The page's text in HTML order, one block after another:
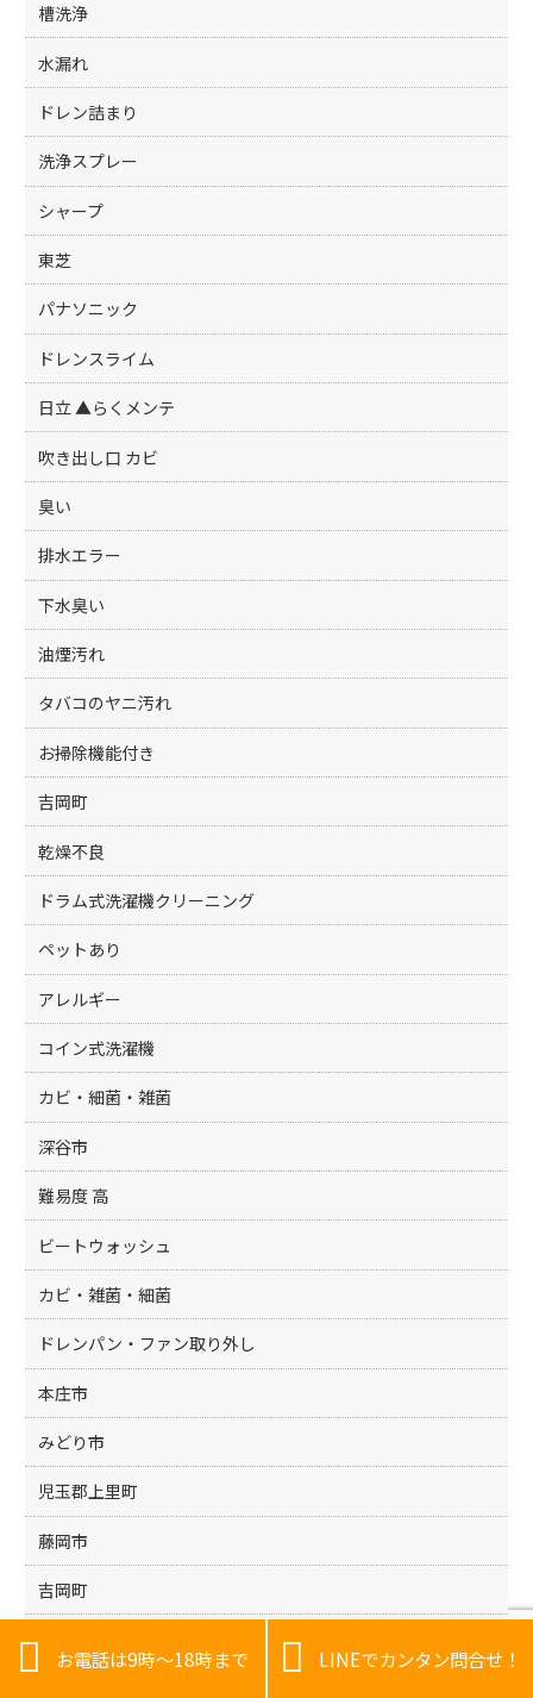
槽洗浄
水漏れ
ドレン詰まり
洗浄スプレー
シャープ
東芝
パナソニック
ドレンスライム
日立 ▲らくメンテ
吹き出し口 カビ
臭い
排水エラー
下水臭い
油煙汚れ
タバコのヤニ汚れ
お掃除機能付き
吉岡町
乾燥不良
ドラム式洗濯機クリーニング
ペットあり
アレルギー
コイン式洗濯機
カビ・細菌・雑菌
深谷市
難易度 高
ビートウォッシュ
カビ・雑菌・細菌
ドレンパン・ファン取り外し
本庄市
みどり市
児玉郡上里町
藤岡市
吉岡町
 お電話は9時～18時まで  LINEでカンタン問合せ！